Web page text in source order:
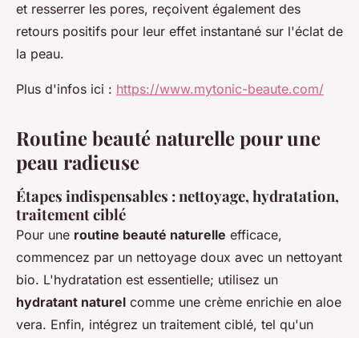
et resserrer les pores, reçoivent également des
retours positifs pour leur effet instantané sur l'éclat de
la peau.
Plus d'infos ici : https://www.mytonic-beaute.com/
Routine beauté naturelle pour une
peau radieuse
Étapes indispensables : nettoyage, hydratation,
traitement ciblé
Pour une routine beauté naturelle efficace,
commencez par un nettoyage doux avec un nettoyant
bio. L'hydratation est essentielle; utilisez un
hydratant naturel comme une crème enrichie en aloe
vera. Enfin, intégrez un traitement ciblé, tel qu'un